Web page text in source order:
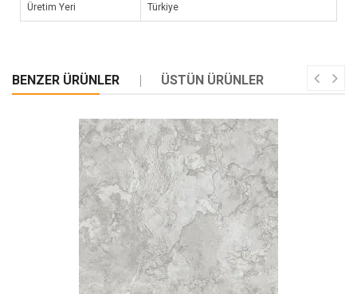
Üretim Yeri Türkiye
BENZER ÜRÜNLER ÜSTÜN ÜRÜNLER